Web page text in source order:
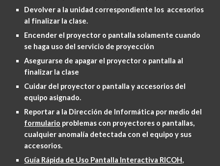
Devolver a la unidad correspondiente los accesorios
al finalizar la clase.
Encender el proyector o pantalla solamente cuando
se haga uso del servicio de proyección
Asegurarse de apagar el proyector o pantalla al
finalizar la clase
Cuidar del proyector o pantalla y accesorios del
equipo asignado.
Reportar a la Dirección de Informática por medio del
formulario problemas con proyectores o pantallas,
cualquier anomalía detectada con el equipo y sus
accesorios.
Guía Rápida de Uso Pantalla Interactiva RICOH,